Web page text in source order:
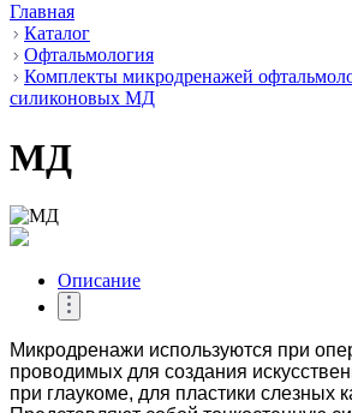
Главная
Каталог
Офтальмология
Комплекты микродренажей
силиконовых МД
МД
Описание
Микродренажи используются при
проводимых для создания
при глаукоме, для пластики слезных